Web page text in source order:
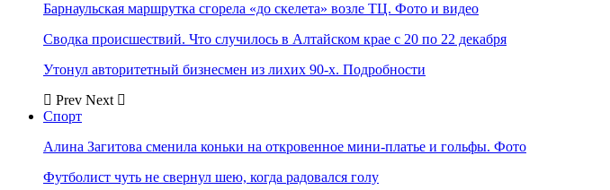
Барнаульская маршрутка сгорела «до скелета» возле ТЦ. Фото и видео
Сводка происшествий. Что случилось в Алтайском крае с 20 по 22 декабря
Утонул авторитетный бизнесмен из лихих 90-х. Подробности
Prev Next
Спорт
Алина Загитова сменила коньки на откровенное мини-платье и гольфы. Фото
Футболист чуть не свернул шею, когда радовался голу